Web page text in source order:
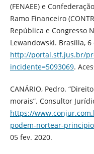
(FENAEE) e
Ramo Financeiro
República e Congresso
Lewandowski. Brasília,
http://portal.stf.jus.br/
incidente=5093069.
CANÁRIO, Pedro.
morais”. Consultor
https://
podem-nortear-
05 fev. 2020.